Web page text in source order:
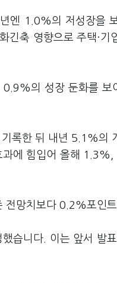
엔 1.0%의 저성장을
긴축 영향으로 주택·기
의 성장 둔화를 보
록한 뒤 내년 5.1%의
에 힘입어 올해
망치보다 0.2%포인트
습니다. 이는 앞서 발